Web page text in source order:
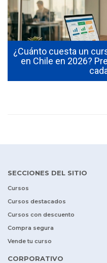
¿Cuánto cuesta un
en Chile en 2026?
SECCIONES DEL SITIO
Cursos
Cursos destacados
Cursos con descuento
Compra segura
Vende tu curso
CORPORATIVO